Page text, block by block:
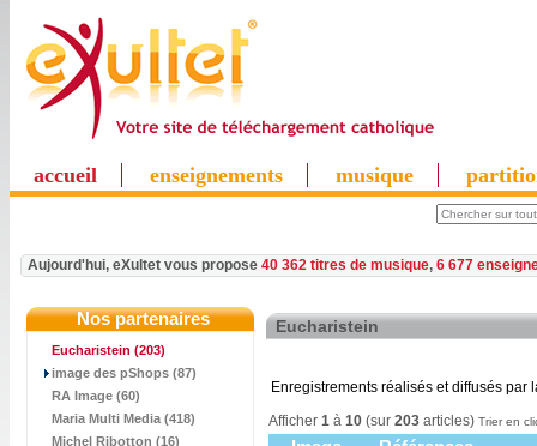
accueil enseignements musique
Aujourd'hui, eXultet vous propose 40 362 titres de musique, 6 677
Nos partenaires
Eucharistein (203)
image des pShops (87)
RA Image (60)
Maria Multi Media (418)
Michel Ribotton (16)
Eucharistein
Enregistrements réalisés et diffusés par
Afficher 1 à 10 (sur 203 articles) Trier en